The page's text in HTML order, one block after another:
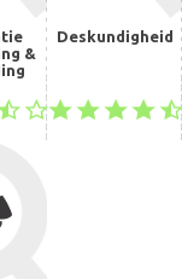
&
Deskundigheid